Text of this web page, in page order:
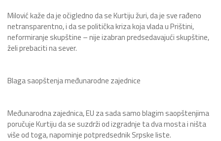
Milović kaže da je očigledno da se Kurtiju žuri, da je sve rađeno
netransparentno, i da se politička kriza koja vlada u Prištini,
neformiranje skupštine – nije izabran predsedavajući skupštine,
želi prebaciti na sever.
Blaga saopštenja međunarodne zajednice
Međunarodna zajednica, EU za sada samo blagim saopštenjima
poručuje Kurtiju da se suzdrži od izgradnje ta dva mosta i ništa
više od toga, napominje potpredsednik Srpske liste.